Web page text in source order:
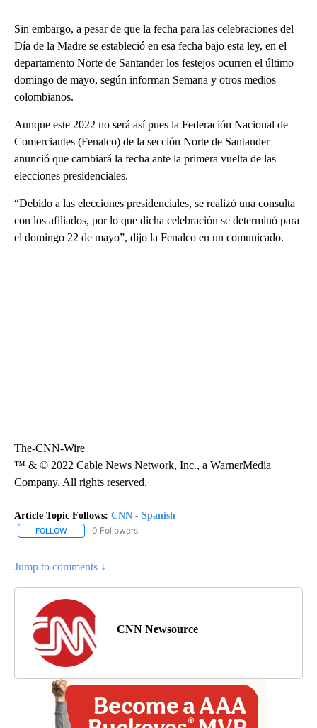
Sin embargo, a pesar de que la fecha para las celebraciones del
Día de la Madre se estableció en esa fecha bajo esta ley, en el
departamento Norte de Santander los festejos ocurren el último
domingo de mayo, según informan Semana y otros medios
colombianos.
Aunque este 2022 no será así pues la Federación Nacional de
Comerciantes (Fenalco) de la sección Norte de Santander
anunció que cambiará la fecha ante la primera vuelta de las
elecciones presidenciales.
“Debido a las elecciones presidenciales, se realizó una consulta
con los afiliados, por lo que dicha celebración se determinó para
el domingo 22 de mayo”, dijo la Fenalco en un comunicado.
The-CNN-Wire
™ & © 2022 Cable News Network, Inc., a WarnerMedia
Company. All rights reserved.
Article Topic Follows: CNN - Spanish
FOLLOW FOLLOW "CNN - SPANISH" TO RECEIVE NOTIFICATIONS ABOUT
0 Followers
Jump to comments ↓
CNN Newsource